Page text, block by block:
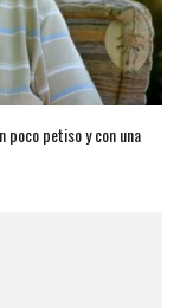
poco petiso y con una